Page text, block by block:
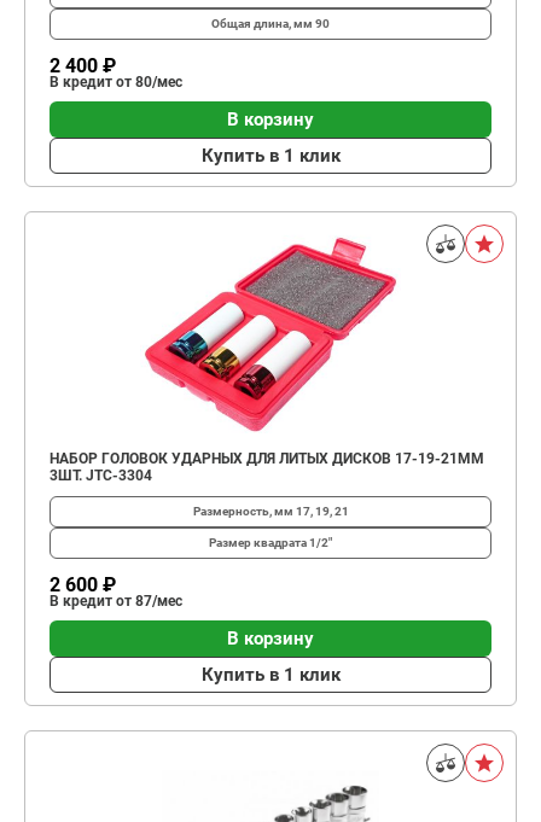
Общая длина, мм 90
2 400 ₽
В кредит от 80/мес
В корзину
Купить в 1 клик
НАБОР ГОЛОВОК УДАРНЫХ ДЛЯ ЛИТЫХ ДИСКОВ 17-19-21ММ
3ШТ. JTC-3304
Размерность, мм 17, 19, 21
Размер квадрата1/2"
2 600 ₽
В кредит от 87/мес
В корзину
Купить в 1 клик